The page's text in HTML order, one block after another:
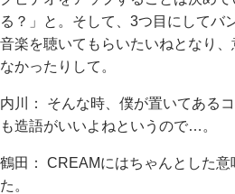
る？」と。そして、3つ目にしてバ
音楽を聴いてもらいたいねとなり
なかったりして。
内川： そんな時、僕が置いてある
も造語がいいよねというので…。
鶴田： CREAMにはちゃんとした
た。